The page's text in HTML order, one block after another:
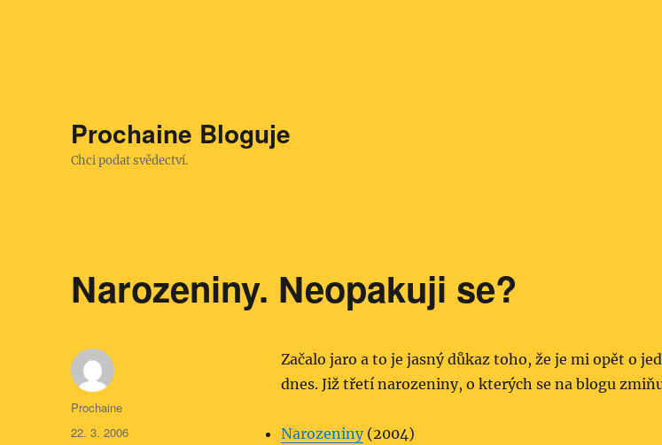
Prochaine Bloguje
Chci podat svědectví.
Narozeniny. Neopakuji se?
Začalo jaro a to je jasný důkaz toho, že je mi opět o
dnes. Již třetí narozeniny, o kterých se na blogu
Narozeniny(2004)
Autor:
Prochaine
Publikováno:
22. 3. 2006